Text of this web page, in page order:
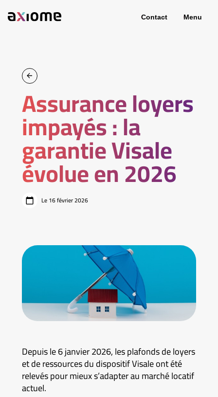
Contact Menu
Assurance loyers
impayés : la
garantie Visale
évolue en 2026
Le 16 février 2026
Depuis le 6 janvier 2026, les plafonds de loyers
et de ressources du dispositif Visale ont été
relevés pour mieux s’adapter au marché locatif
actuel.